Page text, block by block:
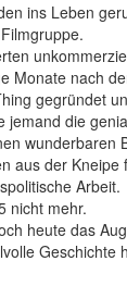
ins Leben
Monate nach
gegründet
jemand die
wunderbaren
aus der Kneipe
Arbeit.
nicht mehr.
heute das
Geschichte